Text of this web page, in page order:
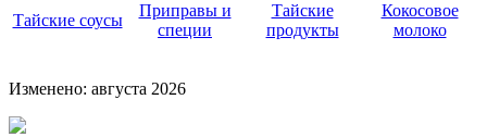
Тайские соусы
Приправы и
специи
Тайские
продукты
Кокосовое
молоко
Изменено: августа 2026